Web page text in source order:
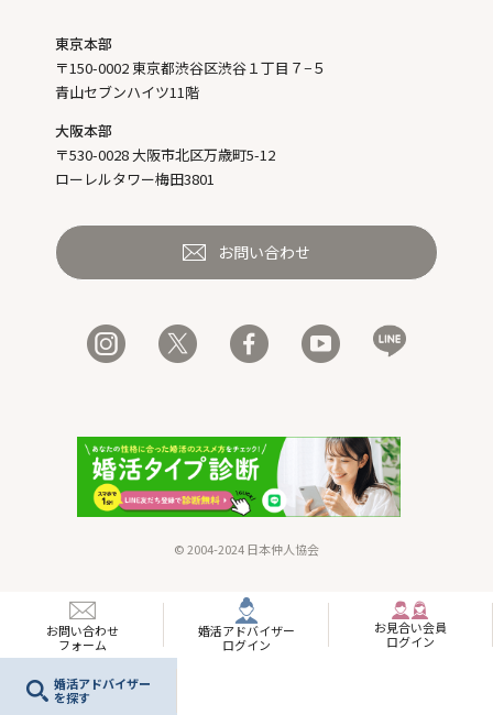
お問い合わせ
フォーム
婚活アドバイザー
ログイン
お見合い会員
ログイン
婚活アドバイザー
を探す
東京本部
〒150-0002 東京都渋谷区渋谷１丁目７−５
青山セブンハイツ11階
大阪本部
〒530-0028 大阪市北区万歳町5-12
ローレルタワー梅田3801
お問い合わせ
© 2004-2024 日本仲人協会